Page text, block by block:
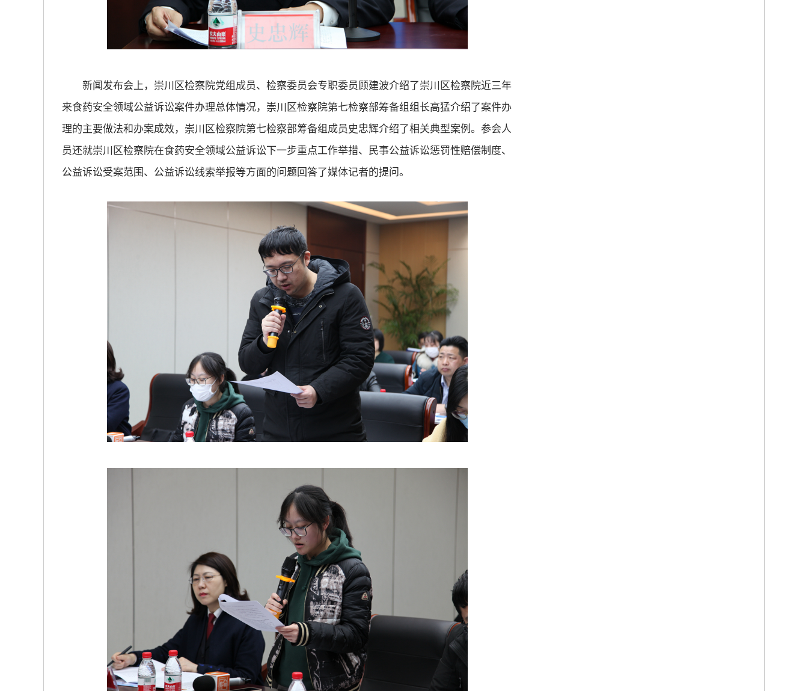
新闻发布会上，崇川区检察院党组成员、检察委员会专职委员顾建波介绍了崇川区检察院近三年
来食药安全领域公益诉讼案件办理总体情况，崇川区检察院第七检察部筹备组组长高猛介绍了案件办
理的主要做法和办案成效，崇川区检察院第七检察部筹备组成员史忠辉介绍了相关典型案例。参会人
员还就崇川区检察院在食药安全领域公益诉讼下一步重点工作举措、民事公益诉讼惩罚性赔偿制度、
公益诉讼受案范围、公益诉讼线索举报等方面的问题回答了媒体记者的提问。